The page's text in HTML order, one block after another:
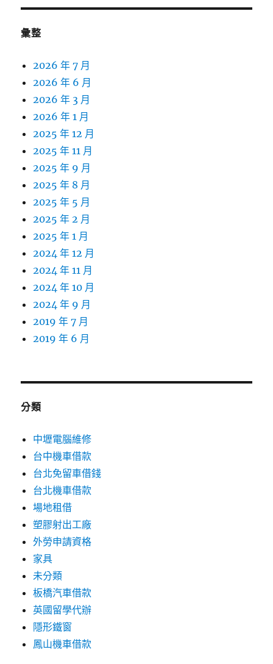
彙整
2026 年 7 月
2026 年 6 月
2026 年 3 月
2026 年 1 月
2025 年 12 月
2025 年 11 月
2025 年 9 月
2025 年 8 月
2025 年 5 月
2025 年 2 月
2025 年 1 月
2024 年 12 月
2024 年 11 月
2024 年 10 月
2024 年 9 月
2019 年 7 月
2019 年 6 月
分類
中壢電腦維修
台中機車借款
台北免留車借錢
台北機車借款
場地租借
塑膠射出工廠
外勞申請資格
家具
未分類
板橋汽車借款
英國留學代辦
隱形鐵窗
鳳山機車借款